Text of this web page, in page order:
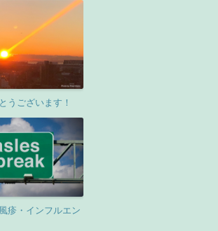
うございます！
疹・インフルエン